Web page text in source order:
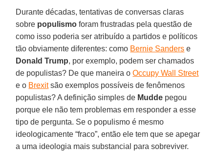
Durante décadas, tentativas de conversas claras
sobre populismo foram frustradas pela questão de
como isso poderia ser atribuído a partidos e políticos
tão obviamente diferentes: como Bernie Sanders e
Donald Trump, por exemplo, podem ser chamados
de populistas? De que maneira oOccupy Wall Street
e o Brexitsão exemplos possíveis de fenômenos
populistas? A definição simples de Mudde pegou
porque ele não tem problemas em responder a esse
tipo de pergunta. Se o populismo é mesmo
ideologicamente “fraco”, então ele tem que se apegar
a uma ideologia mais substancial para sobreviver.